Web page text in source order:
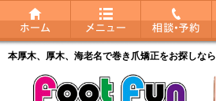
本厚木、厚木、海老名で巻き爪矯正をお探しなら